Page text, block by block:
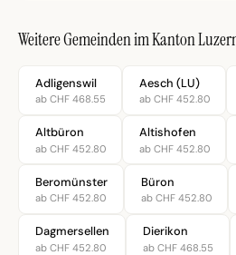
Weitere Gemeinden im Kanton
Adligenswil
ab CHF 468.55
Aesch (LU)
ab CHF 452.80
Altbüron
ab CHF 452.80
Altishofen
ab CHF 452.80
Beromünster
ab CHF 452.80
Büron
ab CHF 452.80
Dagmersellen
ab CHF 452.80
Dierikon
ab CHF 468.55